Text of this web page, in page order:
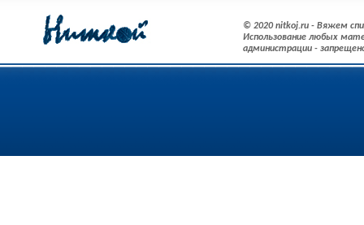
© 2020 nitkoj.ru - Вяжем
Использование любых
администрации -